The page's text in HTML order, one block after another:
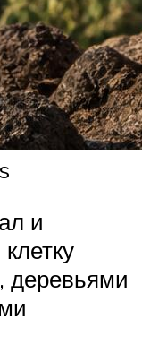
и
деревьями